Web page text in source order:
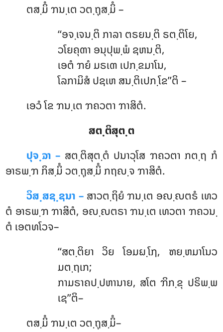
ຕສ຺ມິໍ ຠນ຺ເຕ ວຕ຺ຖຸສ຺ມິໍ –
‘‘ອຈ຺ເຈນ຺ຕິ ກາລາ ຕຣຍນ຺ຕິ ຣຕ຺ຕິໂຍ,
ວໂຍຄຸຓາ ອນຸປຸພ຺ພໍ ຊຫນ຺ຕິ,
ເອຕໍ ຠຍໍ ມຣເຓ ເປກ຺ຂມາໂນ,
ໂລກາມິສໍ ປຊເຫ ສນ຺ຕິເປກ຺ໂຂ’’ຕິ –
ເອວໍ ໂຂ ຠນ຺ເຕ ຠຄວຕາ ຠາສິຕໍ.
ສຕ຺ຕິສຸຕ຺ຕ
ປຸຈ຺ຉາ – ສຕ຺ຕິສຸຕ຺ຕໍ ປນາວຸໂສ ຠຄວຕາ ກຕ຺ຖ ກໍ
ອາຣພ຺ຠ ກິສ຺ມິໍ ວຕ຺ຖຸສ຺ມິໍ ກຖຎ຺ຈ ຠາສິຕໍ.
ວິສ຺ສຊ຺ຊນາ –ສາວຕ຺ຖິຍໍ ຠນ຺ເຕ ອຎ຺ຎຕຣໍ ເທວ
ຕໍ ອາຣພ຺ຠ ຠາສິຕໍ, ອຎ຺ຎຕຣາ ຠນ຺ເຕ ເທວຕາ ຠຄວນ຺
ຕໍ ເອຕທໂວຈ–
‘‘ສຕ຺ຕິຍາ ວິຍ ໂອມຏ຺ໂຐ, ຑຍ຺ຫມາໂນວ
ມຕ຺ຖເກ;
ກາມຣາຄປ຺ປຫານາຍ, ສໂຕ ຠິກ຺ຂຸ ປຣິພ຺ພ
ເຊ’’ຕິ–
ຕສ຺ມິໍ ຠນ຺ເຕ ວຕ຺ຖຸສ຺ມິໍ–